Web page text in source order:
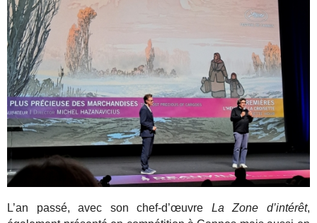
L’an passé, avec son chef-d’œuvre La Zone d’intérêt,